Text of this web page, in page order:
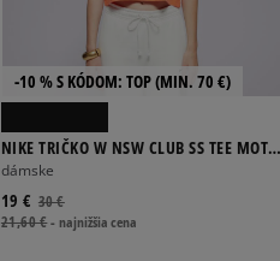
-10 % S KÓDOM: TOP (MIN. 70 €)
NIKE TRIČKO W NSW CLUB SS TEE MOTO
RGR
dámske
30 €
19 €
21,60 €-najnižšia cena